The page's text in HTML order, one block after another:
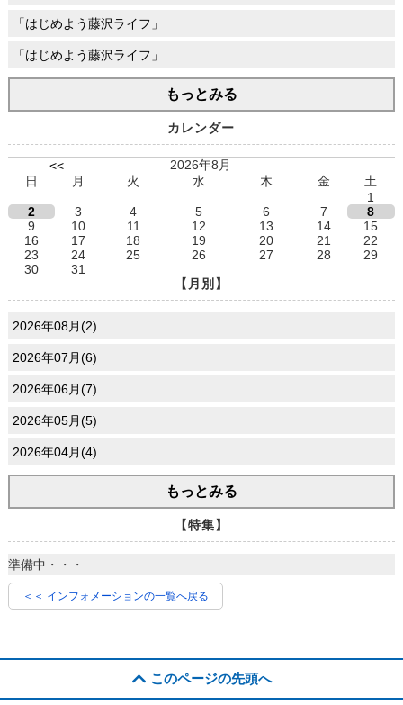
「はじめよう藤沢ライフ」
「はじめよう藤沢ライフ」
もっとみる
カレンダー
<<
2026年8月
日
月 火 水 木 金
土
1
2
3 4 5 6 7
8
9
10 11 12 13 14
15
16
17 18 19 20 21
22
23
24 25 26 27 28
29
30
31
【月別】
2026年08月(2)
2026年07月(6)
2026年06月(7)
2026年05月(5)
2026年04月(4)
もっとみる
【特集】
準備中・・・
＜＜ インフォメーションの一覧へ戻る
このページの先頭へ